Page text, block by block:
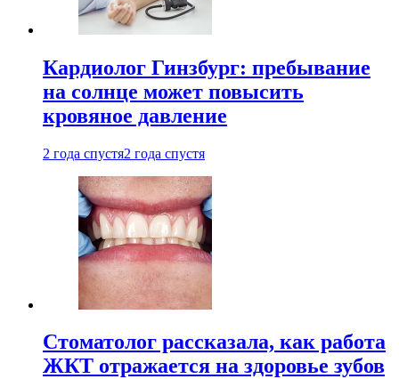
Кардиолог Гинзбург: пребывание
на солнце может повысить
кровяное давление
2 года спустя2 года спустя
Стоматолог рассказала, как работа
ЖКТ отражается на здоровье зубов